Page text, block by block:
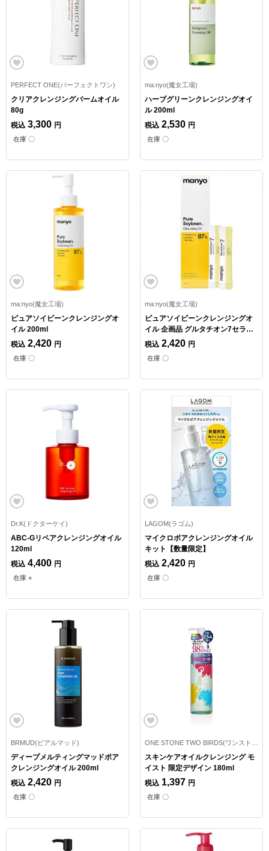
PERFECT ONE(パーフェクトワン)
クリアクレンジングバームオイル
80g
税込 3,300 円
在庫 〇
ma:nyo(魔女工場)
ハーブグリーンクレンジングオイ
ル 200ml
税込 2,530 円
在庫 〇
ma:nyo(魔女工場)
ピュアソイビーンクレンジングオ
イル 200ml
税込 2,420 円
在庫 〇
ma:nyo(魔女工場)
ピュアソイビーンクレンジングオ
イル 企画品 グルタチオン7セラム
パウチ2包付き【数量限定】
税込 2,420 円
在庫 〇
Dr.K(ドクターケイ)
ABC-Gリペアクレンジングオイル
120ml
税込 4,400 円
在庫 ×
LAGOM(ラゴム)
マイクロポアクレンジングオイル
キット【数量限定】
税込 2,420 円
在庫 〇
BRMUD(ビアルマッド)
ディープメルティングマッドポア
クレンジングオイル 200ml
税込 2,420 円
在庫 〇
スキンケアオイルクレンジング モ
イスト 限定デザイン 180ml
税込 1,397 円
在庫 〇